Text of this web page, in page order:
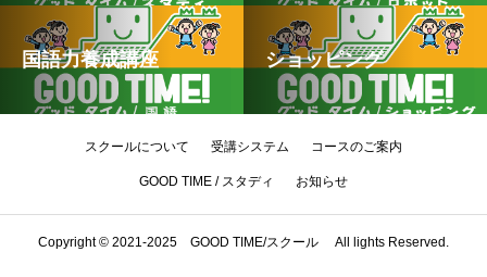
国語力養成講座 ショッピング
スクールについて 受講システム コースのご案内
GOOD TIME / スタディ お知らせ
Copyright © 2021-2025 GOOD TIME/スクール All lights Reserved.